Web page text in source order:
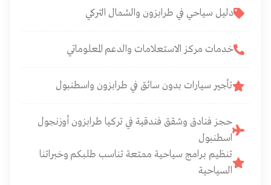
دليل سياحي في طرابزون والشمال التركي
خدمات مركز الاستعلامات والدعم المعلوماتي
تأجير سيارات بدون سائق في طرابزون واسطنبول
حجز فنادق وشقق فندقية في تركيا طرابزون أوزنجول
اسطنبول
تنظيم برامج سياحية ممتعة تناسب طلبكم وخبراتنا
السياحية